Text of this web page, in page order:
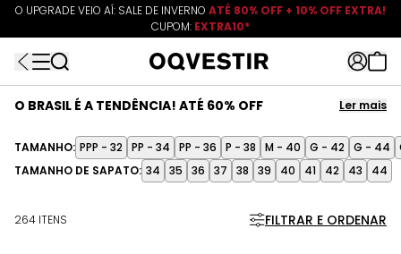
O UPGRADE VEIO AÍ: SALE DE INVERNO ATÉ 80% OFF + 10% OFF EXTRA!
CUPOM: EXTRA10*
FRETEAPP
R$499*
O BRASIL É A TENDÊNCIA! ATÉ 60% OFF
Ler mais
ganha força com peças icônicas e cheias de estilo: a camisa da
Seleção da Nike é destaque, enquanto os looks da Adidas trazem
uma pegada urbana. Marcas como Market 33, Triya e Dress To
Ler menos
TAMANHO: PPP - 32 PP - 34 PP - 36 P - 38 M - 40 G - 42 G - 44
TAMANHO DE SAPATO: 34 35 36 37 38 39 40 41 42 43 44
264 ITENS FILTRAR E ORDENAR